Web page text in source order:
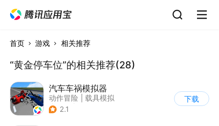
首页 游戏 相关推荐
“黄金停车位”的相关推荐(28)
汽车车祸模拟器
动作冒险
载具模拟
| 汽车
2.1
下载